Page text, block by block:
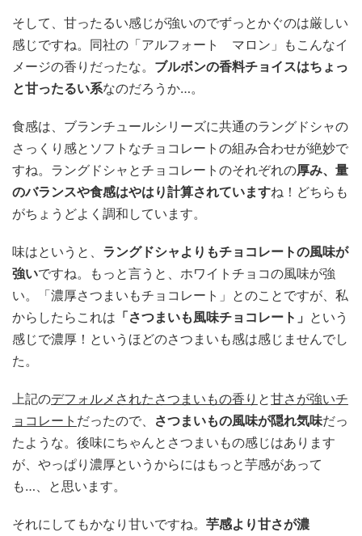
そして、甘ったるい感じが強いのでずっとかぐのは厳しい
感じですね。同社の「アルフォート マロン」もこんなイ
メージの香りだったな。 ブルボンの香料チョイスはちょっ
と甘ったるい系なのだろうか…。
食感は、ブランチュールシリーズに共通のラングドシャの
さっくり感とソフトなチョコレートの組み合わせが絶妙で
すね。ラングドシャとチョコレートのそれぞれの厚み、量
のバランスや食感はやはり計算されていますね！どちらも
がちょうどよく調和しています。
味はというと、 ラングドシャよりもチョコレートの風味が
強いですね。もっと言うと、ホワイトチョコの風味が強
い。「濃厚さつまいもチョコレート」とのことですが、私
からしたらこれは 「さつまいも風味チョコレート」 という
感じで濃厚！というほどのさつまいも感は感じませんでし
た。
上記のデフォルメされたさつまいもの香り と甘さが強いチ
ョコレート だったので、 さつまいもの風味が隠れ気味だっ
たような。後味にちゃんとさつまいもの感じはあります
が、やっぱり濃厚というからにはもっと芋感があって
も…、と思います。
それにしてもかなり甘いですね。 芋感より甘さが濃